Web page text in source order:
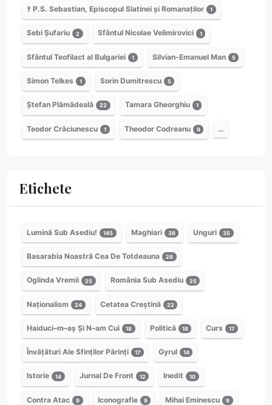
† P.S. Sebastian, Episcopul Slatinei și Romanaților 1
Sebi Șufariu 2 Sfântul Nicolae Velimirovici 1
Sfântul Teofilact al Bulgariei 1 Silvian-Emanuel Man 5
Simon Telkes 1 Sorin Dumitrescu 5
Ștefan Plămădeală 22 Tamara Gheorghiu 1
Teodor Crăciunescu 1 Theodor Codreanu 9 …
Etichete
Lumină Sub Asediu! 145 Maghiari 38 Unguri 35
Basarabia Noastră Cea De Totdeauna 28
Oglinda Vremii 25 România Sub Asediu 25
Naționalism 24 Cetatea Creștină 22
Haiduci–m–aș Și N–am Cui 18 Politică 18 Curs 17
Învățături Ale Sfinților Părinți 17 Gyrul 14
Istorie 14 Jurnal De Front 12 Inedit 10
Contra Atac 9 Iconografie 9 Mihai Eminescu 9